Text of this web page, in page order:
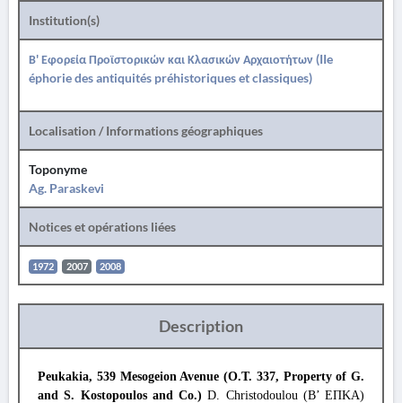
Institution(s)
Β' Εφορεία Προϊστορικών και Κλασικών Αρχαιοτήτων (IIe
éphorie des antiquités préhistoriques et classiques)
Localisation / Informations géographiques
Toponyme
Ag. Paraskevi
Notices et opérations liées
1972 2007 2008
Description
Peukakia, 539 Mesogeion Avenue (O.T. 337, Property of G.
and S. Kostopoulos and Co.)D. Christodoulou (B’ ΕΠΚΑ)